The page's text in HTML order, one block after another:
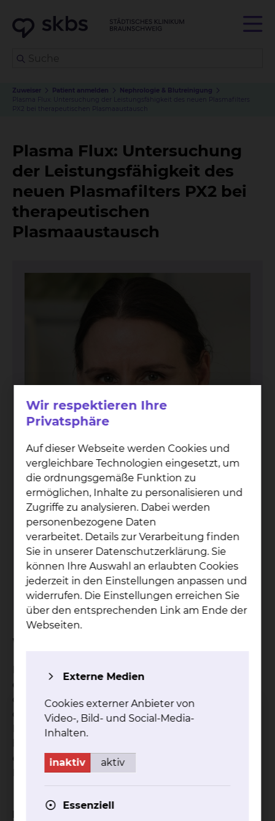
Zuweiser Patient anmelden
Nephrologie & Blutreinigung
Plasma Flux: Untersuchung der Leistungsfähigkeit des neuen Plasmafilters
PX2 bei therapeutischen Plasmaaustausch
Plasma Flux: Untersuchung
der Leistungsfähigkeit des
neuen Plasmafilters PX2 bei
therapeutischen
Plasmaaustausch
Dr. med. Ga­brie­le Eden
Fichtengrund 1, 38126 Braunschweig
Tel.:
+49 531 595 2230
Fax: +49 531 595 2094
Per E-Mail kontaktieren
Worum geht es bei der Studie?
Der therapeutische Plasmaaustausch wird bei
einer Vielzahl von Erkrankungen eingesetzt, bei
denen schädliche Stoffe im Blut zirkulieren. In
dieser Studie sollen Daten zur klinischen
Leistungsfähigkeit des neuen Plasmafilters PX2
eine klinische Indikation für einen
Plasmaaustausch haben.
Eignungskriterien:
Wir respektieren Ihre
Privatsphäre
Auf dieser Webseite werden Cookies und
vergleichbare Technologien eingesetzt, um
die ordnungsgemäße Funktion zu
ermöglichen, Inhalte zu personalisieren und
Zugriffe zu analysieren. Dabei werden
personenbezogene Daten
verarbeitet. Details zur Verarbeitung finden
Sie in unserer Datenschutzerklärung. Sie
können Ihre Auswahl an erlaubten Cookies
jederzeit in den Einstellungen anpassen und
widerrufen. Die Einstellungen erreichen Sie
über den entsprechenden Link am Ende der
Webseiten.
Externe Medien
Cookies externer Anbieter von
Video-, Bild- und Social-Media-
Inhalten.
inaktiv aktiv
Essenziell